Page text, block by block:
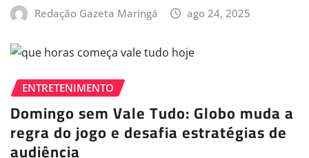
Redação Gazeta Maringá ago 24, 2025
ENTRETENIMENTO
Domingo sem Vale Tudo: Globo muda a
regra do jogo e desafia estratégias de
audiência